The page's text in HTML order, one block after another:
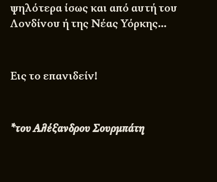
ψηλότερα ίσως και από αυτή του
Λονδίνου ή της Νέας Υόρκης…
Εις το επανιδείν!
*του Αλέξανδρου Σουρμπάτη